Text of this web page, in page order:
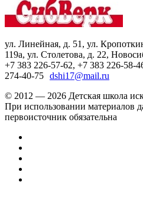
ул. Линейная, д. 51, ул.
119а, ул. Столетова, д. 22,
+7 383 226-57-62, +7 383 226-58-
274-40-75 dshi17@mail.ru
© 2012 — 2026 Детская школа
При использовании материалов
первоисточник обязательна